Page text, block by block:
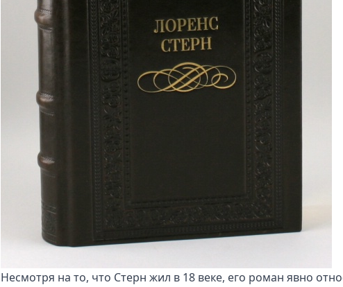
Несмотря на то, что Стерн жил в 18 веке, его роман явно